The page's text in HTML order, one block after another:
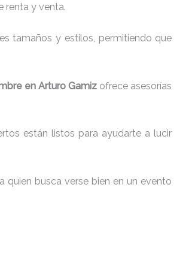
renta y venta.
tamaños y estilos, permitiendo que
en Arturo Gamiz ofrece asesorías
están listos para ayudarte a lucir
busca verse bien en un evento